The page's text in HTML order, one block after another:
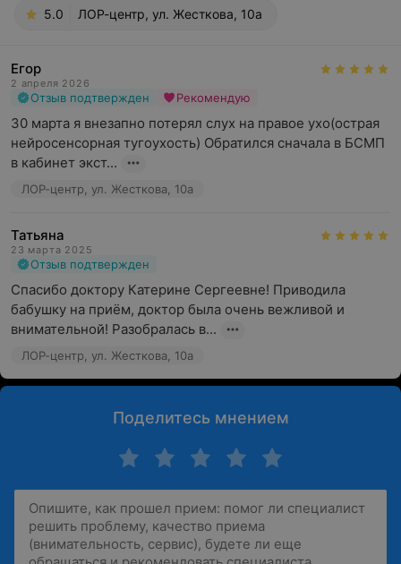
5.0 ЛОР-центр, ул. Жесткова, 10а
Егор
2 апреля 2026
Отзыв подтвержден Рекомендую
30 марта я внезапно потерял слух на правое ухо(острая
нейросенсорная тугоухость) Обратился сначала в БСМП
в кабинет экст...
ЛОР-центр, ул. Жесткова, 10а
Татьяна
23 марта 2025
Отзыв подтвержден
Спасибо доктору Катерине Сергеевне! Приводила
бабушку на приём, доктор была очень вежливой и
внимательной! Разобралась в...
ЛОР-центр, ул. Жесткова, 10а
Поделитесь мнением